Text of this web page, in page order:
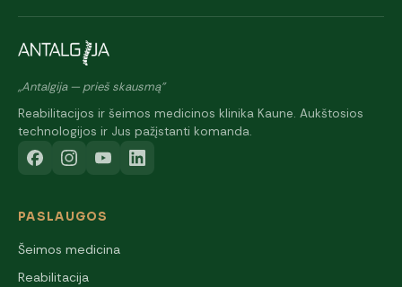
„Antalgija — prieš skausmą"
Reabilitacijos ir šeimos medicinos klinika Kaune. Aukštosios
technologijos ir Jus pažįstanti komanda.
PASLAUGOS
Šeimos medicina
Reabilitacija